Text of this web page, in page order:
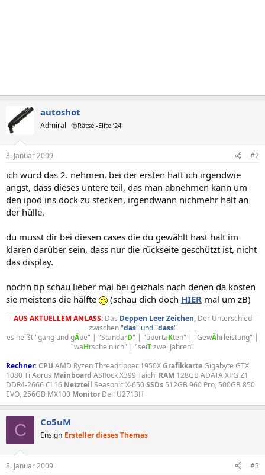
autoshot
Admiral 🎅Rätsel-Elite ’24
8. Januar 2009 #2
ich würd das 2. nehmen, bei der ersten hätt ich irgendwie
angst, dass dieses untere teil, das man abnehmen kann um
den ipod ins dock zu stecken, irgendwann nichmehr hält an
der hülle.
du musst dir bei diesen cases die du gewählt hast halt im
klaren darüber sein, dass nur die rückseite geschützt ist, nicht
das display.
nochn tip schau lieber mal bei geizhals nach denen da kosten
sie meistens die hälfte
(schau dich doch HIER mal um zB)
AUS AKTUELLEM ANLASS:Das Deppen LeerZeichen, Der Unterschied
zwischen"das" und "dass"
es heißt "gang und gÄbe" | "StandarD" | "übertaKten" | "GewÄhrleistung" |
"waHrscheinlich" | "seiTzwei Jahren"​
Rechner:CPU AMD Ryzen Threadripper 1950XGrafikkarteGigabyte GTX
1080 Ti Aorus Mainboard ASRock X399 Taichi RAM 128GB ADATA XPG Z1
DDR4-2666 CL16 Netzteil Seasonic X-650SSDs 512GB 960 Pro, 500GB 850
EVO, 256GB MX100 Monitor Dell U2713H
C Co5uM
Ensign Ersteller dieses Themas
8. Januar 2009 #3